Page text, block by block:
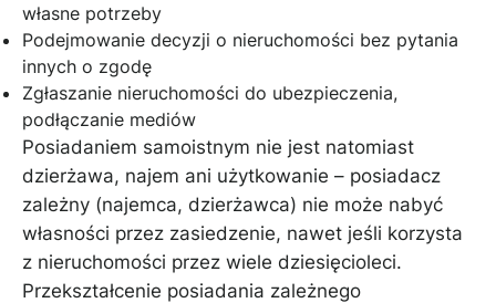
własne potrzeby
Podejmowanie decyzji o nieruchomości bez pytania
innych o zgodę
Zgłaszanie nieruchomości do ubezpieczenia,
podłączanie mediów
Posiadaniem samoistnym nie jest natomiast
dzierżawa, najem ani użytkowanie – posiadacz
zależny (najemca, dzierżawca) nie może nabyć
własności przez zasiedzenie, nawet jeśli korzysta
z nieruchomości przez wiele dziesięcioleci.
Przekształcenie posiadania zależnego